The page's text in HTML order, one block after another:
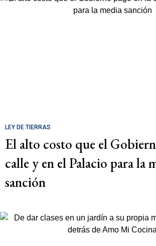
LEY DE TIERRAS
El alto costo que el
calle y en el Palacio para la
sanción